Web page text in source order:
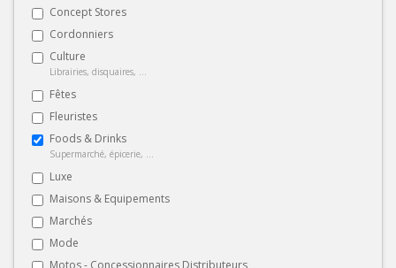
Concept Stores
Cordonniers
Culture
Librairies, disquaires, ...
Fêtes
Fleuristes
Foods & Drinks
Supermarché, épicerie, ...
Luxe
Maisons & Equipements
Marchés
Mode
Motos - Concessionnaires Distributeurs